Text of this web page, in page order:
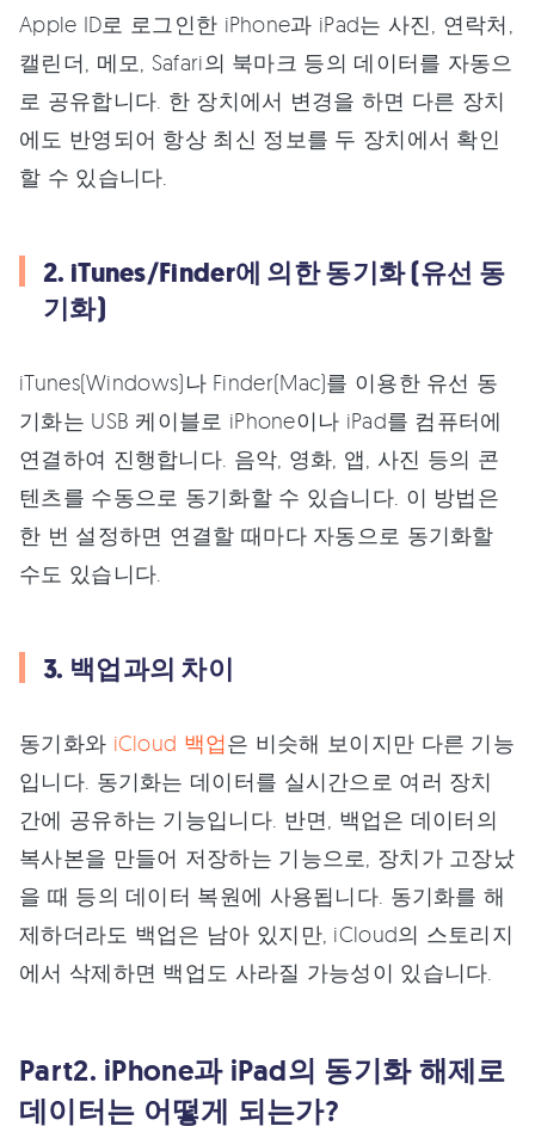
Apple ID로 로그인한 iPhone과 iPad는 사진, 연락처,
캘린더, 메모, Safari의 북마크 등의 데이터를 자동으
로 공유합니다. 한 장치에서 변경을 하면 다른 장치
에도 반영되어 항상 최신 정보를 두 장치에서 확인
할 수 있습니다.
2. iTunes/Finder에 의한 동기화 (유선 동
기화)
iTunes(Windows)나 Finder(Mac)를 이용한 유선 동
기화는 USB 케이블로 iPhone이나 iPad를 컴퓨터에
연결하여 진행합니다. 음악, 영화, 앱, 사진 등의 콘
텐츠를 수동으로 동기화할 수 있습니다. 이 방법은
한 번 설정하면 연결할 때마다 자동으로 동기화할
수도 있습니다.
3. 백업과의 차이
동기화와 iCloud 백업은 비슷해 보이지만 다른 기능
입니다. 동기화는 데이터를 실시간으로 여러 장치
간에 공유하는 기능입니다. 반면, 백업은 데이터의
복사본을 만들어 저장하는 기능으로, 장치가 고장났
을 때 등의 데이터 복원에 사용됩니다. 동기화를 해
제하더라도 백업은 남아 있지만, iCloud의 스토리지
에서 삭제하면 백업도 사라질 가능성이 있습니다.
Part2. iPhone과 iPad의 동기화 해제로
데이터는 어떻게 되는가?